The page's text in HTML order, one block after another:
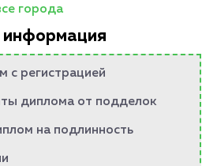
города
информация
с регистрацией
диплома от подделок
на подлинность